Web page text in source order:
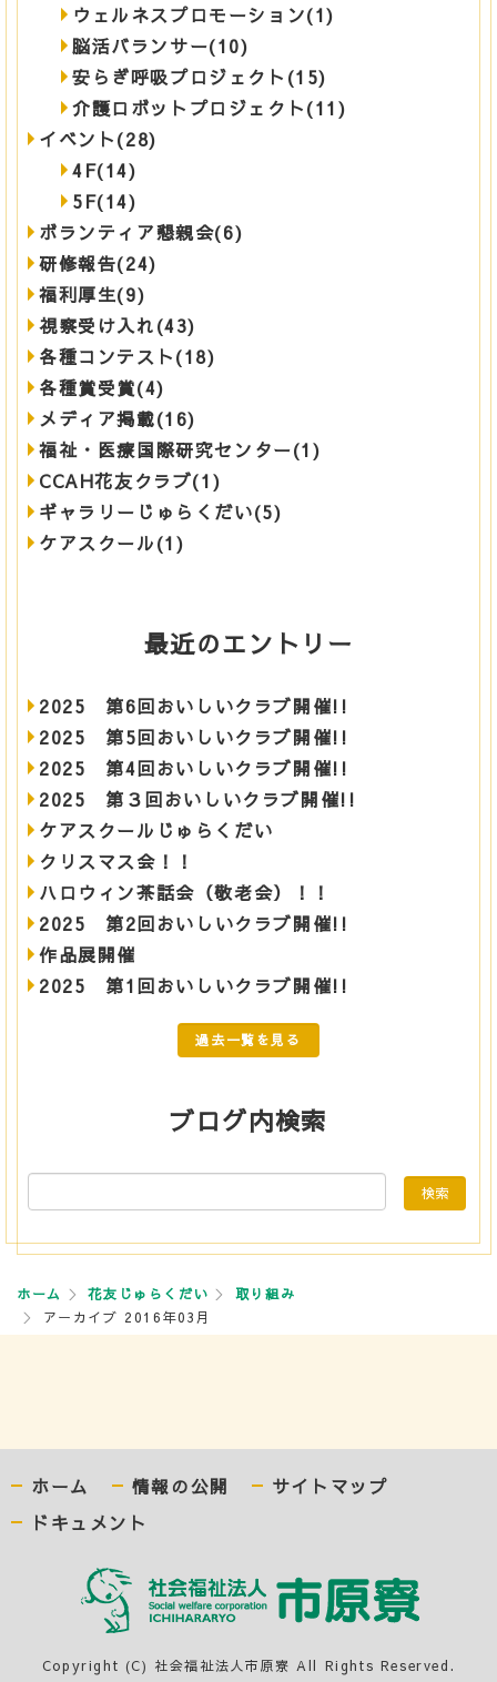
ウェルネスプロモーション(1)
脳活バランサー(10)
安らぎ呼吸プロジェクト(15)
介護ロボットプロジェクト(11)
イベント(28)
4F(14)
5F(14)
ボランティア懇親会(6)
研修報告(24)
福利厚生(9)
視察受け入れ(43)
各種コンテスト(18)
各種賞受賞(4)
メディア掲載(16)
福祉・医療国際研究センター(1)
CCAH花友クラブ(1)
ギャラリーじゅらくだい(5)
ケアスクール(1)
最近のエントリー
2025 第6回おいしいクラブ開催!!
2025 第5回おいしいクラブ開催!!
2025 第4回おいしいクラブ開催!!
2025 第３回おいしいクラブ開催!!
ケアスクールじゅらくだい
クリスマス会！！
ハロウィン茶話会（敬老会）！！
2025 第2回おいしいクラブ開催!!
作品展開催
2025 第1回おいしいクラブ開催!!
過去一覧を見る
ブログ内検索
ホーム 花友じゅらくだい
取り組み
アーカイブ 2016年03月
ホーム 情報の公開
サイトマップ
ドキュメント
Copyright (C) 社会福祉法人市原寮 All Rights Reserved.